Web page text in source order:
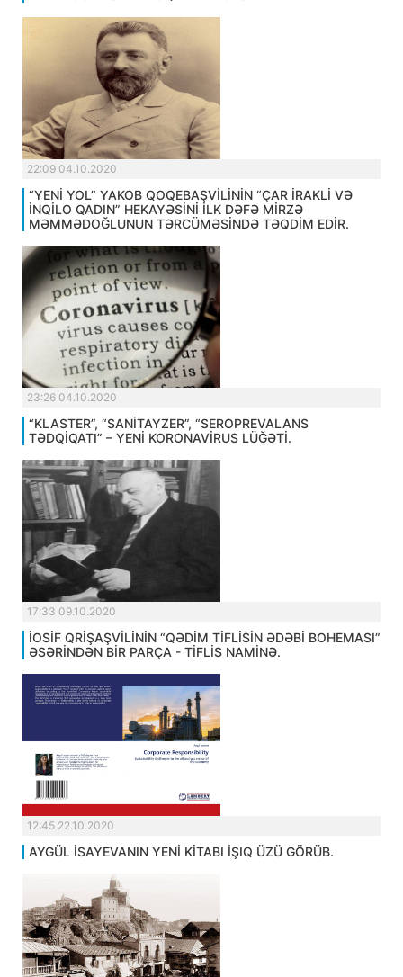
22:09 04.10.2020
“YENİ YOL” YAKOB QOQEBAŞVİLİNİN “ÇAR İRAKLİ VƏ
İNQİLO QADIN” HEKAYƏSİNİ İLK DƏFƏ MİRZƏ
MƏMMƏDOĞLUNUN TƏRCÜMƏSİNDƏ TƏQDİM EDİR.
23:26 04.10.2020
“KLASTER”, “SANİTAYZER”, “SEROPREVALANS
TƏDQİQATI” – YENİ KORONAVİRUS LÜĞƏTİ.
17:33 09.10.2020
İOSİF QRİŞAŞVİLİNİN “QƏDİM TİFLİSİN ƏDƏBİ BOHEMASI”
ƏSƏRİNDƏN BİR PARÇA - TİFLİS NAMİNƏ.
12:45 22.10.2020
AYGÜL İSAYEVANIN YENİ KİTABI İŞIQ ÜZÜ GÖRÜB.